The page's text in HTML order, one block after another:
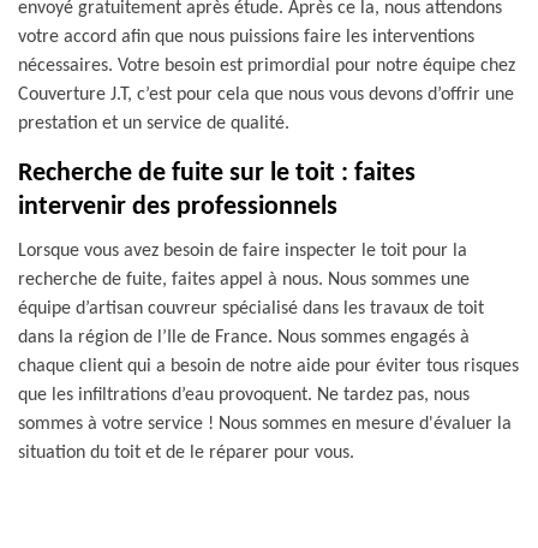
envoyé gratuitement après étude. Après ce la, nous attendons
votre accord afin que nous puissions faire les interventions
nécessaires. Votre besoin est primordial pour notre équipe chez
Couverture J.T, c’est pour cela que nous vous devons d’offrir une
prestation et un service de qualité.
Recherche de fuite sur le toit : faites
intervenir des professionnels
Lorsque vous avez besoin de faire inspecter le toit pour la
recherche de fuite, faites appel à nous. Nous sommes une
équipe d’artisan couvreur spécialisé dans les travaux de toit
dans la région de l’Ile de France. Nous sommes engagés à
chaque client qui a besoin de notre aide pour éviter tous risques
que les infiltrations d’eau provoquent. Ne tardez pas, nous
sommes à votre service ! Nous sommes en mesure d'évaluer la
situation du toit et de le réparer pour vous.